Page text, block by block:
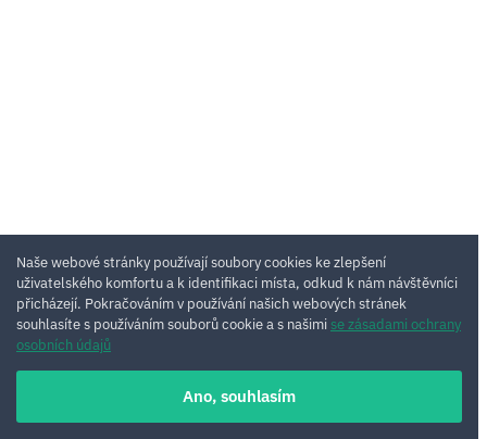
Naše webové stránky používají soubory cookies ke zlepšení
uživatelského komfortu a k identifikaci místa, odkud k nám návštěvníci
přicházejí. Pokračováním v používání našich webových stránek
souhlasíte s používáním souborů cookie a s našimi se zásadami ochrany
osobních údajů
Ano, souhlasím